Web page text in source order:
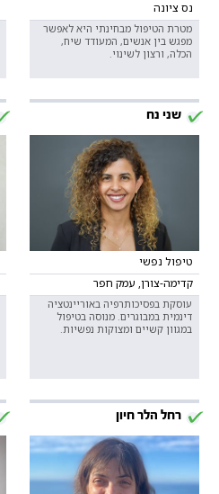
נס ציונה
מטרת הטיפול מבחינתי היא לאפשר
מפגש בין אנשים, המעודד שיח,
הכלה, ורצון לשינוי.
שני נח
טיפול נפשי
קדימה-צורן, עמק חפר
עוסקת בפסיכותרפיה באוריינטציה
דינמית במבוגרים. מנוסה בטיפול
במגוון קשיים ומצוקות נפשיות.
רחל הלר חיון